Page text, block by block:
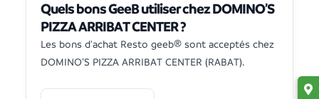
Quels bons GeeB utiliser chez DOMINO’S
PIZZA ARRIBAT CENTER ?
Les bons d'achat Resto geeb® sont acceptés chez
DOMINO’S PIZZA ARRIBAT CENTER (RABAT).